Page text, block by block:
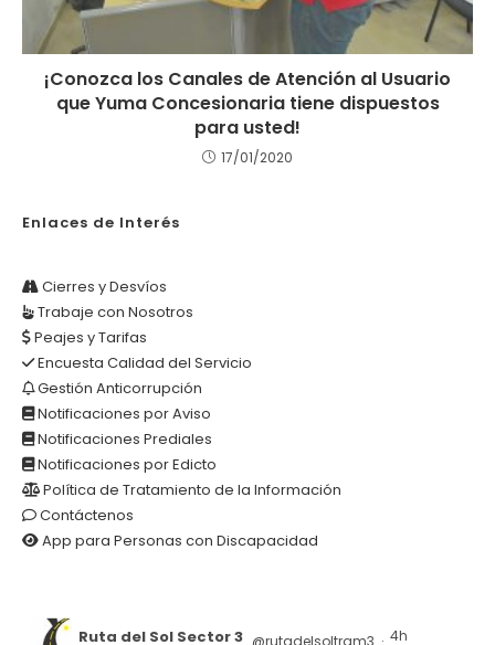
¡Conozca los Canales de Atención al Usuario
que Yuma Concesionaria tiene dispuestos
para usted!
17/01/2020
Enlaces de Interés
Cierres y Desvíos
Trabaje con Nosotros
Peajes y Tarifas
Encuesta Calidad del Servicio
Gestión Anticorrupción
Notificaciones por Aviso
Notificaciones Prediales
Notificaciones por Edicto
Política de Tratamiento de la Información
Contáctenos
App para Personas con Discapacidad
Ruta del Sol Sector 3 4h